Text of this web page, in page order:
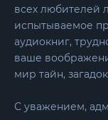
всех любителей
испытываемое
аудиокниг,
ваше
мир тайн,
С уважением,